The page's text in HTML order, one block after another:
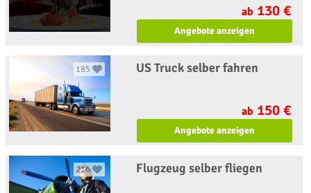
ab 130 €
Angebote anzeigen
185 US Truck selber fahren
ab 150 €
Angebote anzeigen
216 Flugzeug selber fliegen